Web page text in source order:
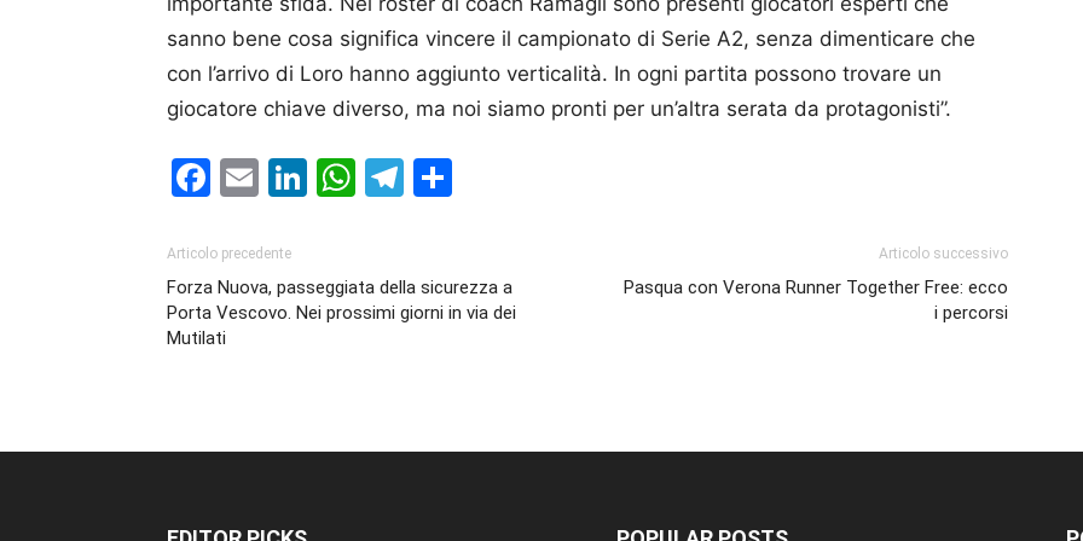
sanno bene cosa significa vincere il campionato di Serie A2, senza dimenticare che
con l’arrivo di Loro hanno aggiunto verticalità. In ogni partita possono trovare un
giocatore chiave diverso, ma noi siamo pronti per un’altra serata da protagonisti”.
Facebook
EmailLinkedIn
WhatsApp
Telegram
Articolo precedente
Forza Nuova, passeggiata della sicurezza a
Porta Vescovo. Nei prossimi giorni in via dei
Mutilati
Articolo successivo
Pasqua con Verona Runner Together Free: ecco
i percorsi